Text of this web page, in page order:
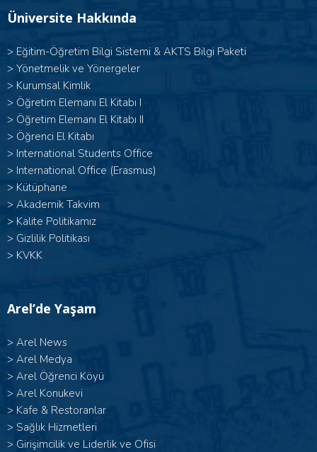
Üniversite Hakkında
> Eğitim-Öğretim Bilgi Sistemi & AKTS Bilgi Paketi
> Yönetmelik ve Yönergeler
> Kurumsal Kimlik
> Öğretim Elemanı El Kitabı I
> Öğretim Elemanı El Kitabı II
> Öğrenci El Kitabı
> International Students Office
> International Office (Erasmus)
> Kütüphane
> Akademik Takvim
> Kalite Politikamız
> Gizlilik Politikası
> KVKK
Arel’de Yaşam
> Arel News
> Arel Medya
> Arel Öğrenci Köyü
> Arel Konukevi
> Kafe & Restoranlar
> Sağlık Hizmetleri
> Girişimcilik ve Liderlik ve Ofisi